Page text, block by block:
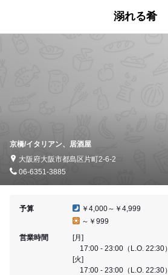
溺れる肴
京橋/イタリアン、居酒屋
大阪府大阪市都島区片町2-6-2
06-6351-3885
予算
￥4,000～￥4,999
～￥999
営業時間
[月]
17:00 - 23:00（L.O. 22:30）
[火]
17:00 - 23:00（L.O. 22:30）